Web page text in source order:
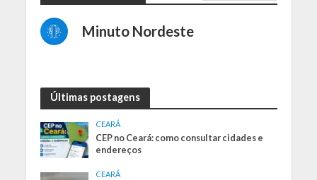
Minuto Nordeste
Últimas postagens
CEARÁ
CEP no Ceará: como consultar cidades e
endereços
CEARÁ